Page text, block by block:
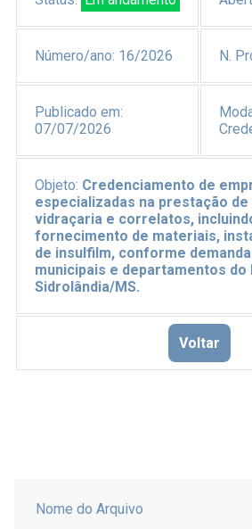
Número/ano: 16/2026 N.
Publicado em:
07/07/2026
Objeto: Credenciamento de
especializadas na prestação
vidraçaria e correlatos,
fornecimento de materiais,
de insulfilm, conforme
municipais e departamentos do
Sidrolândia/MS.
Voltar
Nome do Arquivo